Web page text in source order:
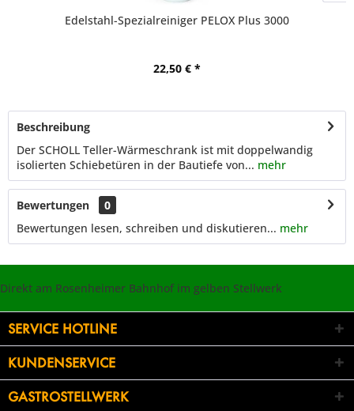
Edelstahl-Spezialreiniger PELOX Plus 3000
22,50 € *
Beschreibung
Der SCHOLL Teller-Wärmeschrank ist mit doppelwandig
isolierten Schiebetüren in der Bautiefe von... mehr
Bewertungen
0
Bewertungen lesen, schreiben und diskutieren... mehr
Direkt am Rosenheimer Bahnhof im gelben Stellwerk
SERVICE HOTLINE
KUNDENSERVICE
GASTROSTELLWERK